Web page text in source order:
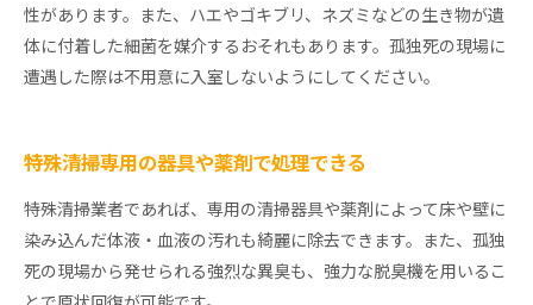
性があります。また、ハエやゴキブリ、ネズミなどの生き物が遺
体に付着した細菌を媒介するおそれもあります。孤独死の現場に
遭遇した際は不用意に入室しないようにしてください。
特殊清掃専用の器具や薬剤で処理できる
特殊清掃業者であれば、専用の清掃器具や薬剤によって床や壁に
染み込んだ体液・血液の汚れも綺麗に除去できます。また、孤独
死の現場から発せられる強烈な異臭も、強力な脱臭機を用いるこ